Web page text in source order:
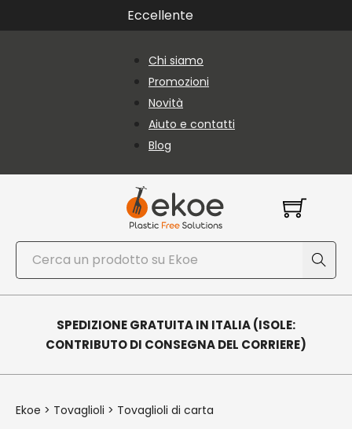
Vai al contenuto principale
Vai al piè di paginaEccellente
Chi siamo
Promozioni
Novità
Aiuto e contatti
Blog
Cerca
SPEDIZIONE GRATUITA IN ITALIA (ISOLE:
CONTRIBUTO DI CONSEGNA DEL CORRIERE)
Ekoe > Tovaglioli > Tovaglioli di carta